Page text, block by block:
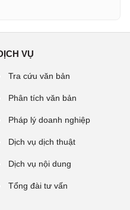
VỤ
Tra cứu văn bản
Phân tích văn bản
Pháp lý doanh nghiệp
Dịch vụ dịch thuật
Dịch vụ nội dung
Tổng đài tư vấn